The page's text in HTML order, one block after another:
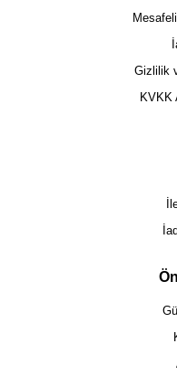
Gizlilik
KVKK